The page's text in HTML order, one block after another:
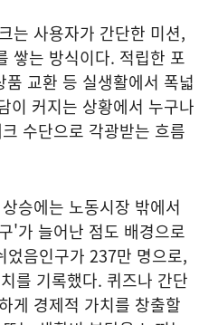
는 사용자가 간단한 미션,
쌓는 방식이다. 적립한 포
교환 등 실생활에서 폭넓
이 커지는 상황에서 누구나
수단으로 각광받는 흐름
승에는 노동시장 밖에서
'가 늘어난 점도 배경으로
음인구가 237만 명으로,
를 기록했다. 퀴즈나 간단
게 경제적 가치를 창출할